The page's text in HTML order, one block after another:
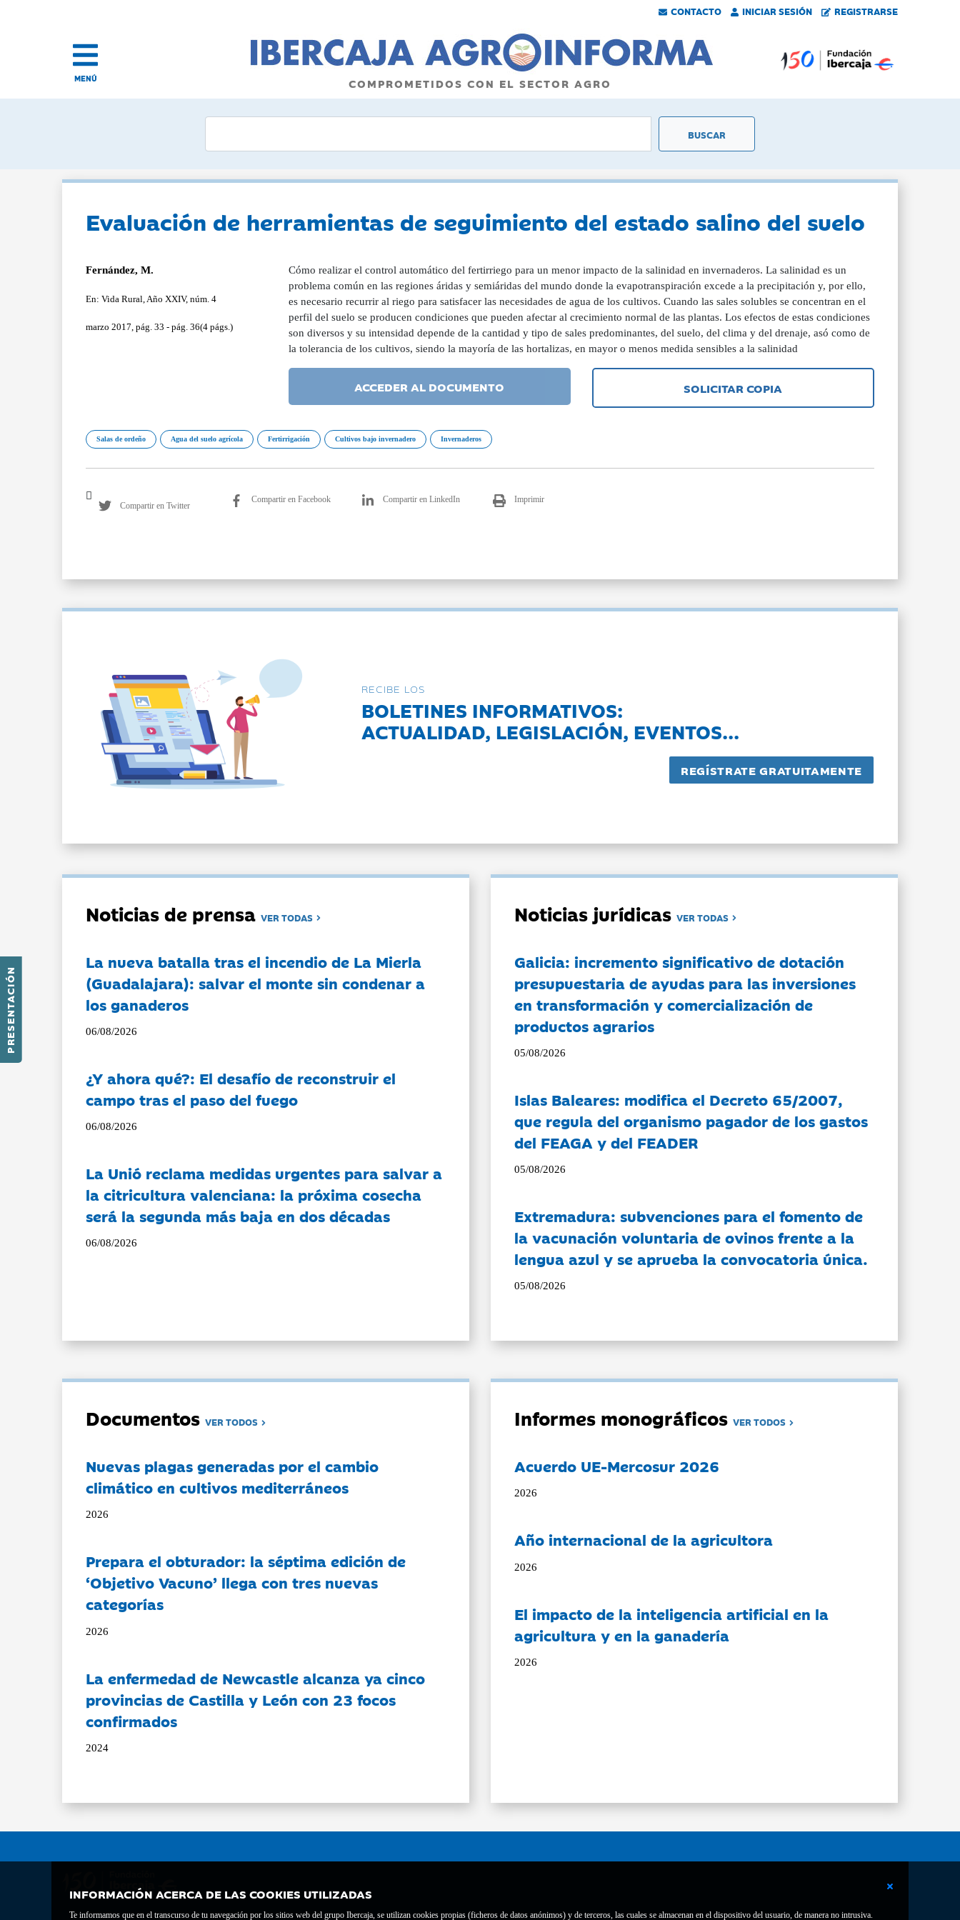
CONTACTO INICIAR SESIÓN REGISTRARSE
PRESENTACIÓN
MENÚ COMPROMETIDOS CON EL SECTOR AGRO
INFORMACIÓN ACERCA DE LAS COOKIES UTILIZADAS
Te informamos que en el transcurso de tu navegación por los sitios web del grupo Ibercaja, se utilizan cookies propias (ficheros de datos anónimos) y de terceros, las cuales se almacenan en el dispositivo del usuario, de manera no intrusiva.
Evaluación de herramientas de seguimiento del estado salino del suelo
Fernández, M.
En: Vida Rural, Año XXIV, núm. 4
marzo 2017, pág. 33 - pág. 36(4 págs.)
Cómo realizar el control automático del fertirriego para un menor impacto de la salinidad en invernaderos. La salinidad es un
problema común en las regiones áridas y semiáridas del mundo donde la evapotranspiración excede a la precipitación y, por ello,
es necesario recurrir al riego para satisfacer las necesidades de agua de los cultivos. Cuando las sales solubles se concentran en el
perfil del suelo se producen condiciones que pueden afectar al crecimiento normal de las plantas. Los efectos de estas condiciones
son diversos y su intensidad depende de la cantidad y tipo de sales predominantes, del suelo, del clima y del drenaje, asó como de
la tolerancia de los cultivos, siendo la mayoría de las hortalizas, en mayor o menos medida sensibles a la salinidad
ACCEDER AL DOCUMENTO SOLICITAR COPIA
Salas de ordeño Agua del suelo agrícola Fertirrigación Cultivos bajo invernadero Invernaderos
Compartir en Twitter
Compartir en Facebook Compartir en LinkedIn Imprimir
RECIBE LOS
BOLETINES INFORMATIVOS:
ACTUALIDAD, LEGISLACIÓN, EVENTOS...
Noticias de prensaVER TODAS
La nueva batalla tras el incendio de La Mierla
(Guadalajara): salvar el monte sin condenar a
los ganaderos
06/08/2026
¿Y ahora qué?: El desafío de reconstruir el
campo tras el paso del fuego
06/08/2026
La Unió reclama medidas urgentes para salvar a
la citricultura valenciana: la próxima cosecha
será la segunda más baja en dos décadas
06/08/2026
Noticias jurídicasVER TODAS
Galicia: incremento significativo de dotación
presupuestaria de ayudas para las inversiones
en transformación y comercialización de
productos agrarios
05/08/2026
Islas Baleares: modifica el Decreto 65/2007,
que regula del organismo pagador de los gastos
del FEAGA y del FEADER
05/08/2026
Extremadura: subvenciones para el fomento de
la vacunación voluntaria de ovinos frente a la
lengua azul y se aprueba la convocatoria única.
05/08/2026
DocumentosVER TODOS
Nuevas plagas generadas por el cambio
climático en cultivos mediterráneos
2026
Prepara el obturador: la séptima edición de
‘Objetivo Vacuno’ llega con tres nuevas
categorías
2026
La enfermedad de Newcastle alcanza ya cinco
provincias de Castilla y León con 23 focos
confirmados
2024
Informes monográficosVER TODOS
Acuerdo UE-Mercosur 2026
2026
Año internacional de la agricultora
2026
El impacto de la inteligencia artificial en la
agricultura y en la ganadería
2026